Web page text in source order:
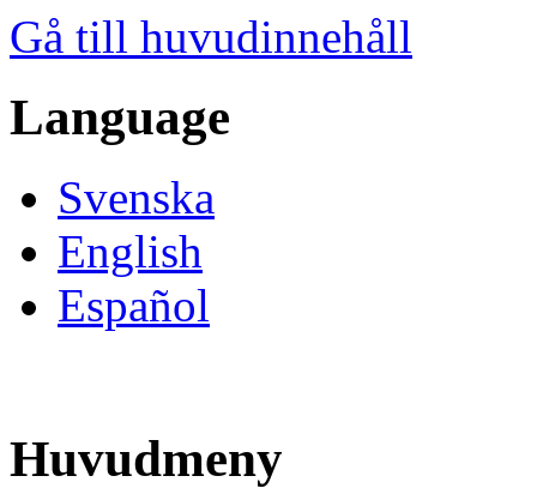
Gå till huvudinnehåll
Language
Svenska
English
Español
Huvudmeny